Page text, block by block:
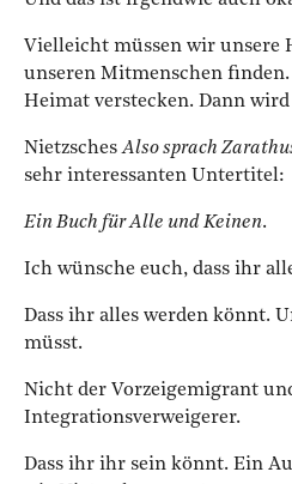
Vielleicht müssen wir unsere
unseren Mitmenschen finden.
Heimat verstecken. Dann
NietzschesAlso sprach
sehr interessanten Untertitel:
Ein Buch für Alle und Keinen.
Ich wünsche euch, dass ihr
Dass ihr alles werden könnt.
müsst.
Nicht der Vorzeigemigrant
Integrationsverweigerer.
Dass ihr ihr sein könnt. Ein